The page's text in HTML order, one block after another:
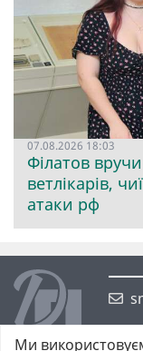
07.08.2026 18:03
Філатов
ветлікарів,
атаки рф
Ми